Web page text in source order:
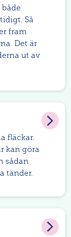
Så
fram
Det är
ut av
fläckar.
kan göra
sådan
tänder.